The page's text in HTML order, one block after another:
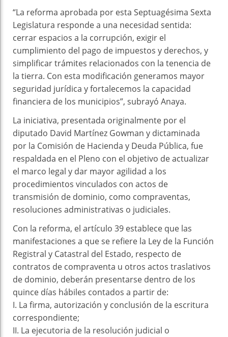
“La reforma aprobada por esta Septuagésima Sexta
Legislatura responde a una necesidad sentida:
cerrar espacios a la corrupción, exigir el
cumplimiento del pago de impuestos y derechos, y
simplificar trámites relacionados con la tenencia de
la tierra. Con esta modificación generamos mayor
seguridad jurídica y fortalecemos la capacidad
financiera de los municipios”, subrayó Anaya.
La iniciativa, presentada originalmente por el
diputado David Martínez Gowman y dictaminada
por la Comisión de Hacienda y Deuda Pública, fue
respaldada en el Pleno con el objetivo de actualizar
el marco legal y dar mayor agilidad a los
procedimientos vinculados con actos de
transmisión de dominio, como compraventas,
resoluciones administrativas o judiciales.
Con la reforma, el artículo 39 establece que las
manifestaciones a que se refiere la Ley de la Función
Registral y Catastral del Estado, respecto de
contratos de compraventa u otros actos traslativos
de dominio, deberán presentarse dentro de los
quince días hábiles contados a partir de:
I. La firma, autorización y conclusión de la escritura
correspondiente;
II. La ejecutoria de la resolución judicial o